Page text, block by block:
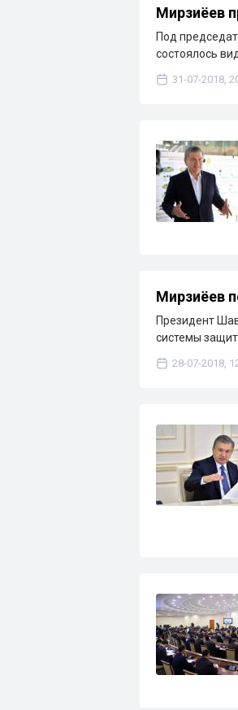
Мирзиёев
Под
состоялось
31-07-2018,
Мирзиёев
Президент
системы
28-07-2018,